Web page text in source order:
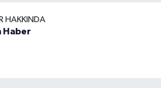
HAKKINDA
Haber